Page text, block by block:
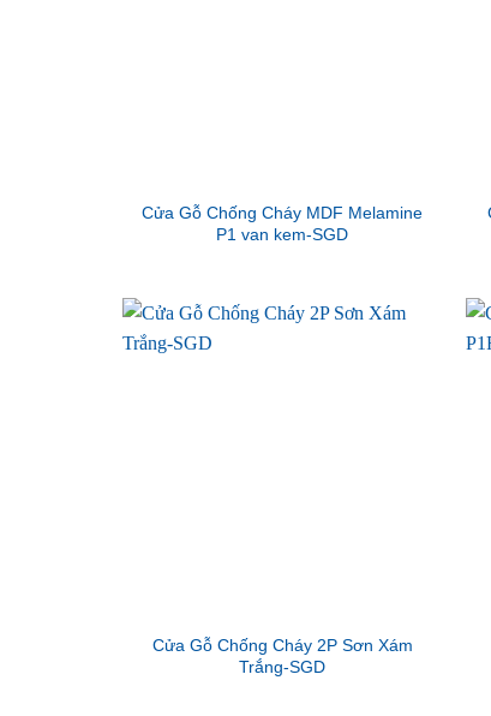
Cửa Gỗ Chống Cháy MDF Melamine
P1 van kem-SGD
Cửa Gỗ Chống Cháy 2P Sơn Xám
Trắng-SGD